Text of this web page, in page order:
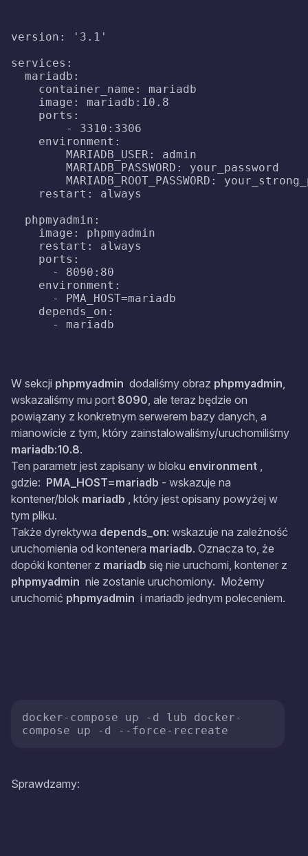
version: '3.1'
services:
mariadb:
container_name: mariadb
image: mariadb:10.8
ports:
- 3310:3306
environment:
MARIADB_USER: admin
MARIADB_PASSWORD: your_password
MARIADB_ROOT_PASSWORD:
restart: always
phpmyadmin:
image: phpmyadmin
restart: always
ports:
- 8090:80
environment:
- PMA_HOST=mariadb
depends_on:
- mariadb
W sekcji phpmyadmin dodaliśmy obraz phpmyadmin,
wskazaliśmy mu port 8090, ale teraz będzie on
powiązany z konkretnym serwerem bazy danych, a
mianowicie z tym, który zainstalowaliśmy/uruchomiliśmy
mariadb:10.8.
Ten parametr jest zapisany w bloku environment ,
gdzie: PMA_HOST=mariadb - wskazuje na
kontener/blok mariadb , który jest opisany powyżej w
tym pliku.
Także dyrektywa depends_on: wskazuje na zależność
uruchomienia od kontenera mariadb. Oznacza to, że
dopóki kontener z mariadb się nie uruchomi, kontener z
phpmyadmin nie zostanie uruchomiony. Możemy
uruchomić phpmyadmin i mariadb jednym poleceniem.
docker-compose up -d lub docker-
compose up -d
--force-recreate
Sprawdzamy: